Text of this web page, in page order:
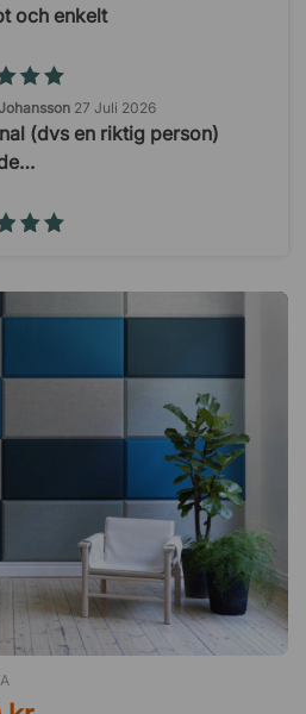
och enkelt
27 Juli 2026
(dvs en riktig person)
21 Juli 2026
18 Juli 2026
snabb hantering